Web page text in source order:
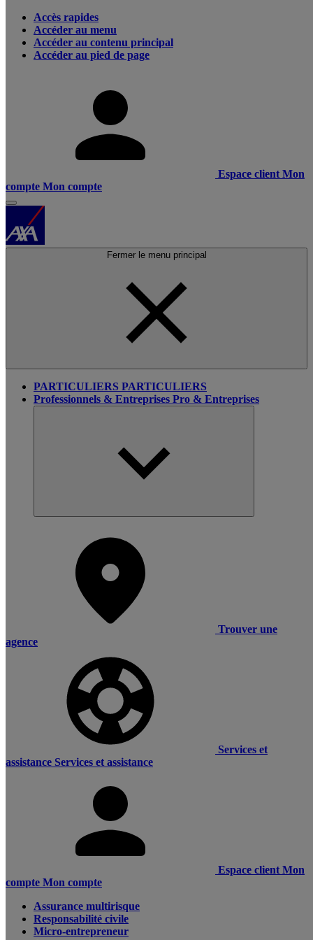
Accès rapides
Accéder au menu
Accéder au contenu principal
Accéder au pied de page
Espace client Mon
compte Mon compte
Fermer le menu principal
PARTICULIERS PARTICULIERS
Professionnels & Entreprises Pro & Entreprises
Trouver une
agence
Services et
assistance Services et assistance
Espace client Mon
compte Mon compte
Assurance multirisque
Responsabilité civile
Micro-entrepreneur